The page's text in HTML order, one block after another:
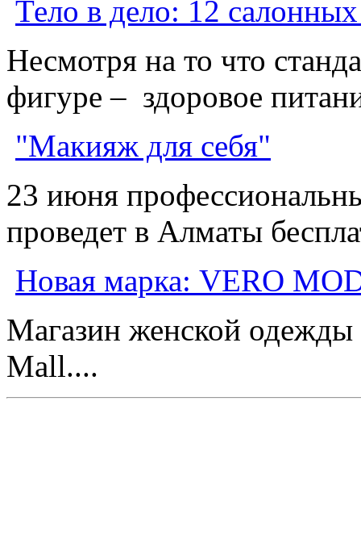
Тело в дело: 12
Несмотря на то что
фигуре – здоровое
"Макияж для себя"
23 июня
проведет в Алматы
Новая марка: VERO
Магазин женской одежды
Mall....